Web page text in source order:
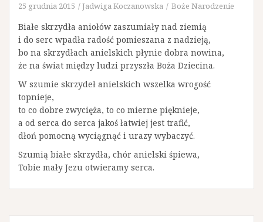
25 grudnia 2015 Jadwiga Koczanowska Boże Narodzenie
Białe skrzydła aniołów zaszumiały nad ziemią
i do serc wpadła radość pomieszana z nadzieją,
bo na skrzydłach anielskich płynie dobra nowina,
że na świat między ludzi przyszła Boża Dziecina.
W szumie skrzydeł anielskich wszelka wrogość
topnieje,
to co dobre zwycięża, to co mierne pięknieje,
a od serca do serca jakoś łatwiej jest trafić,
dłoń pomocną wyciągnąć i urazy wybaczyć.
Szumią białe skrzydła, chór anielski śpiewa,
Tobie mały Jezu otwieramy serca.